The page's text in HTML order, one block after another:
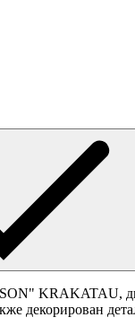
KRAKATAU,
декорирован